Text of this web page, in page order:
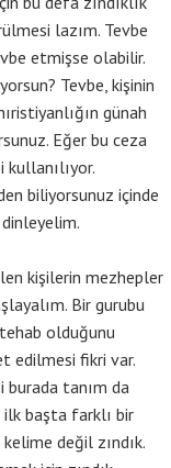
lazım. Tevbe
etmişse olabilir.
Tevbe, kişinin
günah
Eğer bu ceza
biliyorsunuz içinde
kişilerin mezhepler
Bir gurubu
olduğunu
edilmesi fikri var.
burada tanım da
ilk başta farklı bir
değil zındık.